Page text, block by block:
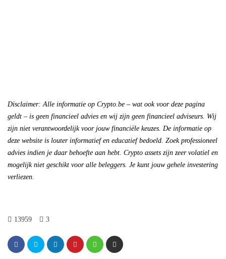
Disclaimer: Alle informatie op Crypto.be – wat ook voor deze pagina
geldt – is geen financieel advies en wij zijn geen financieel adviseurs. Wij
zijn niet verantwoordelijk voor jouw financiële keuzes. De informatie op
deze website is louter informatief en educatief bedoeld. Zoek professioneel
advies indien je daar behoefte aan hebt. Crypto assets zijn zeer volatiel en
mogelijk niet geschikt voor alle beleggers. Je kunt jouw gehele investering
verliezen.
13959 3